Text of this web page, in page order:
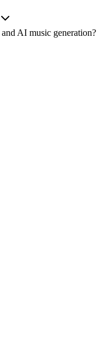
AI music generation?